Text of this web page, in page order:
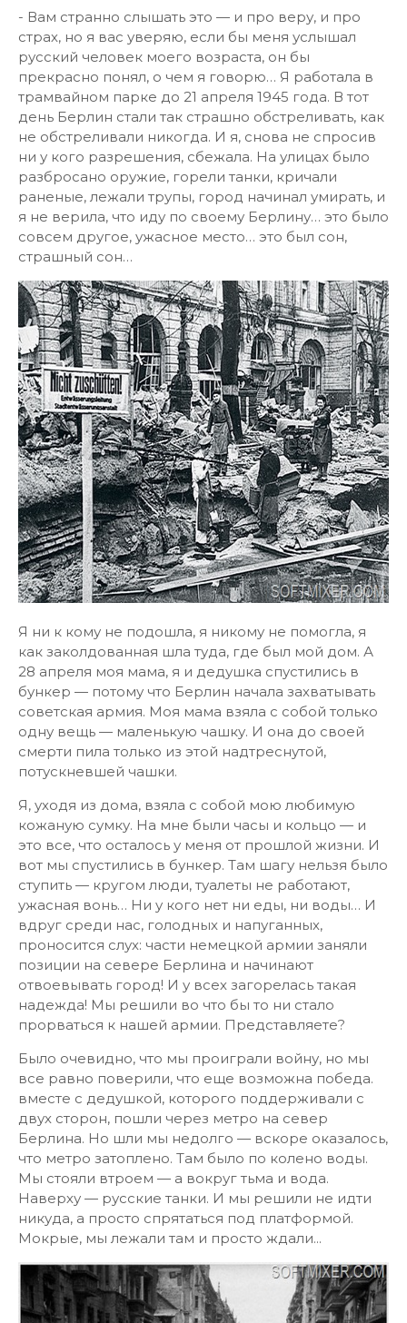
- Вам странно слышать это — и про веру, и про
страх, но я вас уверяю, если бы меня услышал
русский человек моего возраста, он бы
прекрасно понял, о чем я говорю… Я работала в
трамвайном парке до 21 апреля 1945 года. В тот
день Берлин стали так страшно обстреливать, как
не обстреливали никогда. И я, снова не спросив
ни у кого разрешения, сбежала. На улицах было
разбросано оружие, горели танки, кричали
раненые, лежали трупы, город начинал умирать, и
я не верила, что иду по своему Берлину… это было
совсем другое, ужасное место… это был сон,
страшный сон…
Я ни к кому не подошла, я никому не помогла, я
как заколдованная шла туда, где был мой дом. А
28 апреля моя мама, я и дедушка спустились в
бункер — потому что Берлин начала захватывать
советская армия. Моя мама взяла с собой только
одну вещь — маленькую чашку. И она до своей
смерти пила только из этой надтреснутой,
потускневшей чашки.
Я, уходя из дома, взяла с собой мою любимую
кожаную сумку. На мне были часы и кольцо — и
это все, что осталось у меня от прошлой жизни. И
вот мы спустились в бункер. Там шагу нельзя было
ступить — кругом люди, туалеты не работают,
ужасная вонь… Ни у кого нет ни еды, ни воды… И
вдруг среди нас, голодных и напуганных,
проносится слух: части немецкой армии заняли
позиции на севере Берлина и начинают
отвоевывать город! И у всех загорелась такая
надежда! Мы решили во что бы то ни стало
прорваться к нашей армии. Представляете?
Было очевидно, что мы проиграли войну, но мы
все равно поверили, что еще возможна победа.
вместе с дедушкой, которого поддерживали с
двух сторон, пошли через метро на север
Берлина. Но шли мы недолго — вскоре оказалось,
что метро затоплено. Там было по колено воды.
Мы стояли втроем — а вокруг тьма и вода.
Наверху — русские танки. И мы решили не идти
никуда, а просто спрятаться под платформой.
Мокрые, мы лежали там и просто ждали...